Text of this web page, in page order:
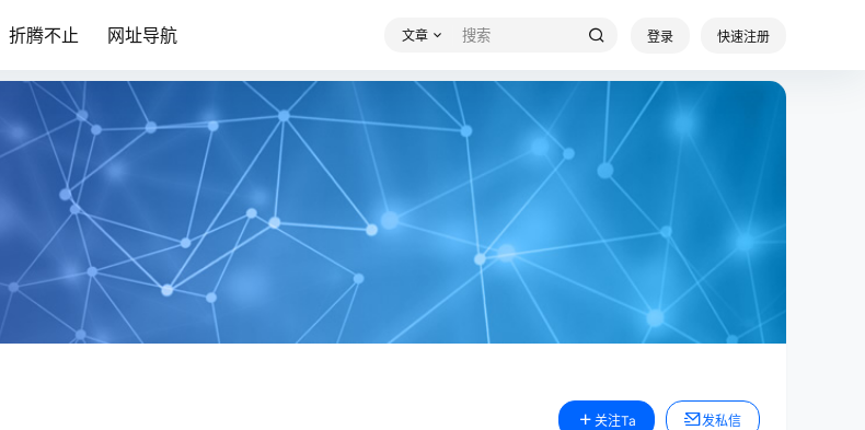
折腾不止 网址导航 文章 登录 快速注册
关注Ta
发私信